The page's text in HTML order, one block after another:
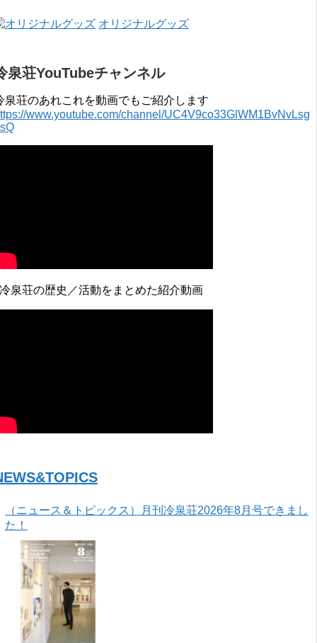
オリジナルグッズ
泉荘YouTubeチャンネル
泉荘のあれこれを動画でもご紹介します
www.youtube.com/channel/UC4V9co33GlWM1BvNvLsg
泉荘の歴史／活動をまとめた紹介動画
（ニュース＆トピックス）月刊冷泉荘2026年8月号できまし
た！